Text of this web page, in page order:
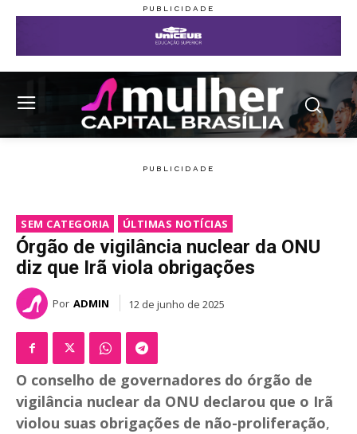
SEM CATEGORIA ÚLTIMAS NOTÍCIAS
Órgão de vigilância nuclear da ONU
diz que Irã viola obrigações
Por ADMIN 12 de junho de 2025
O conselho de governadores do órgão de
vigilância nuclear da ONU declarou que o Irã
violou suas obrigações de não-proliferação,